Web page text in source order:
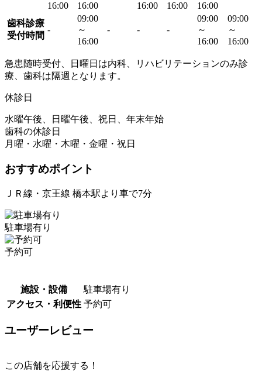
16:00
16:00
16:00
16:00
16:00
歯科診療
受付時間
-
09:00
～
16:00
- - -
09:00
～
16:00
09:00
～
16:00
急患随時受付、日曜日は内科、リハビリテーションのみ診
療、歯科は隔週となります。
休診日
水曜午後、日曜午後、祝日、年末年始
歯科の休診日
月曜・水曜・木曜・金曜・祝日
おすすめポイント
ＪＲ線・京王線 橋本駅より車で7分
駐車場有り
予約可
施設・設備
駐車場有り
アクセス・利便性 予約可
ユーザーレビュー
この店舗を応援する！